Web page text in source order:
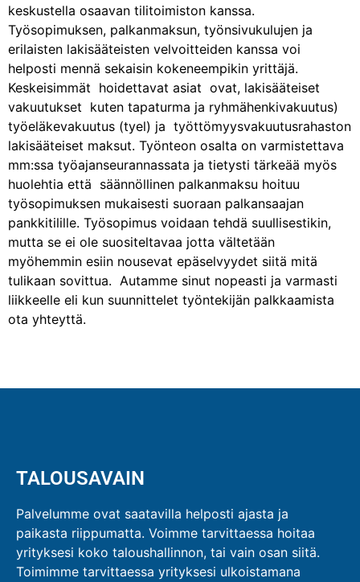
keskustella osaavan tilitoimiston kanssa.
Työsopimuksen, palkanmaksun, työnsivukulujen ja
erilaisten lakisääteisten velvoitteiden kanssa voi
helposti mennä sekaisin kokeneempikin yrittäjä.
Keskeisimmät hoidettavat asiat ovat, lakisääteiset
vakuutukset kuten tapaturma ja ryhmähenkivakuutus)
työeläkevakuutus (tyel) ja työttömyysvakuutusrahaston
lakisääteiset maksut. Työnteon osalta on varmistettava
mm:ssa työajanseurannassata ja tietysti tärkeää myös
huolehtia että säännöllinen palkanmaksu hoituu
työsopimuksen mukaisesti suoraan palkansaajan
pankkitilille. Työsopimus voidaan tehdä suullisestikin,
mutta se ei ole suositeltavaa jotta vältetään
myöhemmin esiin nousevat epäselvyydet siitä mitä
tulikaan sovittua. Autamme sinut nopeasti ja varmasti
liikkeelle eli kun suunnittelet työntekijän palkkaamista
ota yhteyttä.
TALOUSAVAIN
Palvelumme ovat saatavilla helposti ajasta ja
paikasta riippumatta. Voimme tarvittaessa hoitaa
yrityksesi koko taloushallinnon, tai vain osan siitä.
Toimimme tarvittaessa yrityksesi ulkoistamana